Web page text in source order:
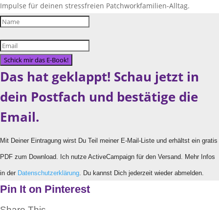
Impulse für deinen stressfreien Patchworkfamilien-Alltag.
Schick mir das E-Book!
Das hat geklappt! Schau jetzt in
dein Postfach und bestätige die
Email.
Mit Deiner Eintragung wirst Du Teil meiner E-Mail-Liste und erhältst ein gratis
PDF zum Download. Ich nutze ActiveCampaign für den Versand. Mehr Infos
in der Datenschutzerklärung . Du kannst Dich jederzeit wieder abmelden.
Pin It on Pinterest